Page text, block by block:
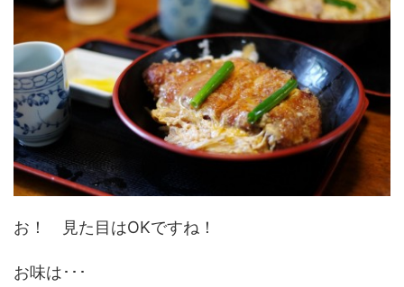
お！ 見た目はOKですね！
お味は･･･